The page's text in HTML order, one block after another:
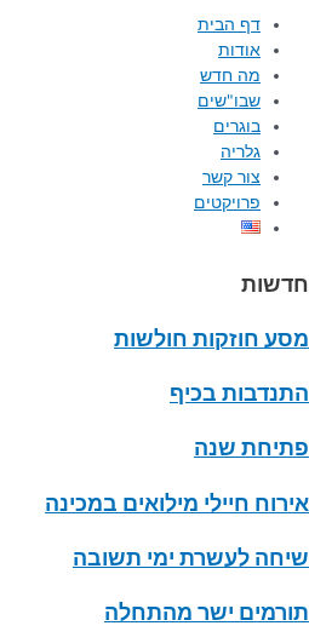
דף הבית
אודות
מה חדש
שבו"שים
בוגרים
גלריה
צור קשר
פרויקטים
חדשות
מסע חוזקות חולשות
התנדבות בכיף
פתיחת שנה
אירוח חיילי מילואים במכינה
שיחה לעשרת ימי תשובה
תורמים ישר מהתחלה